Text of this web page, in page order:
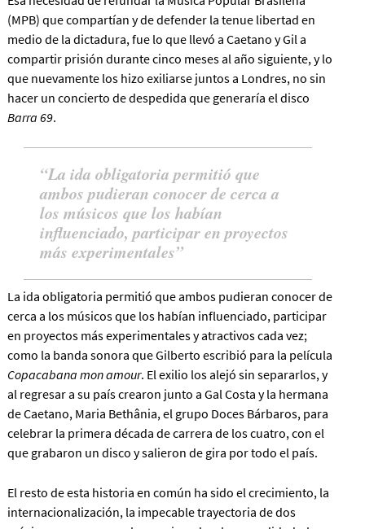
(MPB) que compartían y de defender la tenue libertad en
medio de la dictadura, fue lo que llevó a Caetano y Gil a
compartir prisión durante cinco meses al año siguiente, y lo
que nuevamente los hizo exiliarse juntos a Londres, no sin
hacer un concierto de despedida que generaría el disco
Barra 69.
La ida obligatoria permitió que
ambos pudieran conocer de cerca a
los músicos que los habían
influenciado, participar en proyectos
más experimentales
La ida obligatoria permitió que ambos pudieran conocer de
cerca a los músicos que los habían influenciado, participar
en proyectos más experimentalesy atractivos cada vez;
como la banda sonora que Gilberto escribió para la película
Copacabana mon amour. El exilio los alejó sin separarlos, y
al regresar a su país crearon junto a Gal Costa y la hermana
de Caetano, Maria Bethânia, el grupo Doces Bárbaros, para
celebrar la primera década de carrera de los cuatro, con el
que grabaron un disco y salieron de gira por todo el país.
El resto de esta historia en común ha sido el crecimiento, la
internacionalización, la impecable trayectoria de dos